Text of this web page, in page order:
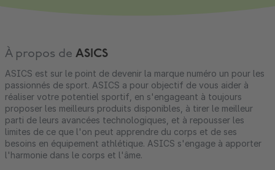
À propos de ASICS
ASICS est sur le point de devenir la marque numéro un pour les
passionnés de sport. ASICS a pour objectif de vous aider à
réaliser votre potentiel sportif, en s'engageant à toujours
proposer les meilleurs produits disponibles, à tirer le meilleur
parti de leurs avancées technologiques, et à repousser les
limites de ce que l'on peut apprendre du corps et de ses
besoins en équipement athlétique. ASICS s'engage à apporter
l'harmonie dans le corps et l'âme.